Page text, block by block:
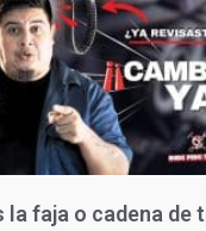
la faja o cadena de